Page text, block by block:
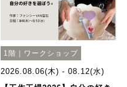
1階｜ワークショップ
2026.08.06(木) - 08.12(水)